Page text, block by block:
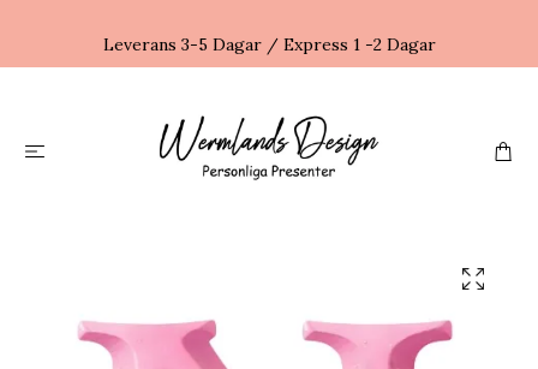
Leverans 3-5 Dagar / Express 1 -2 Dagar